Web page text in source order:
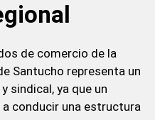
de comercio de la
Santucho representa un
sindical, ya que un
conducir una estructura